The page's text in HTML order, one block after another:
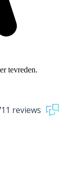
tevreden.